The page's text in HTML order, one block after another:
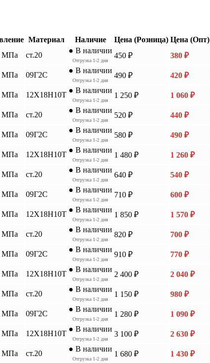
Материал Наличие Цена (Розница) Цена (Опт)
МПа ст.20
● В наличии
Отгрузка 1-2 дня
450 ₽ 380 ₽
МПа 09Г2С
● В наличии
Отгрузка 1-2 дня
490 ₽ 420 ₽
МПа 12Х18Н10Т
● В наличии
Отгрузка 1-2 дня
1 250 ₽ 1 060 ₽
МПа ст.20
● В наличии
Отгрузка 1-2 дня
520 ₽ 440 ₽
МПа 09Г2С
● В наличии
Отгрузка 1-2 дня
580 ₽ 490 ₽
МПа 12Х18Н10Т
● В наличии
Отгрузка 1-2 дня
1 480 ₽ 1 260 ₽
МПа ст.20
● В наличии
Отгрузка 1-2 дня
640 ₽ 540 ₽
МПа 09Г2С
● В наличии
Отгрузка 1-2 дня
710 ₽ 600 ₽
МПа 12Х18Н10Т
● В наличии
Отгрузка 1-2 дня
1 850 ₽ 1 570 ₽
МПа ст.20
● В наличии
Отгрузка 1-2 дня
820 ₽ 700 ₽
МПа 09Г2С
● В наличии
Отгрузка 1-2 дня
910 ₽ 770 ₽
МПа 12Х18Н10Т
● В наличии
Отгрузка 1-2 дня
2 400 ₽ 2 040 ₽
МПа ст.20
● В наличии
Отгрузка 1-2 дня
1 150 ₽ 980 ₽
МПа 09Г2С
● В наличии
Отгрузка 1-2 дня
1 280 ₽ 1 090 ₽
МПа 12Х18Н10Т
● В наличии
Отгрузка 1-2 дня
3 100 ₽ 2 630 ₽
МПа ст.20
● В наличии
Отгрузка 1-2 дня
1 680 ₽ 1 430 ₽